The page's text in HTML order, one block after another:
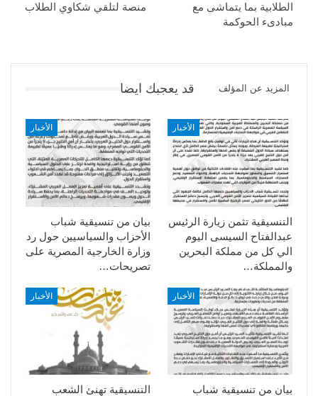
منصة لتلقي شكاوي الطلاب
الطلابية بما يتماشى مع
مبادىء الحوكمة
قد يعجبك ايضا المزيد عن المؤلف
الأخبار
بيان من تنسيقية شباب
الأحزاب والسياسيين حول رد
وزارة الخارجية المصرية على
تصريحات…
الأخبار
التنسيقية تثمن زيارة الرئيس
عبدالفتاح السيسى اليوم
الي كل من مملكة البحرين
والمملكة…
الأخبار
التنسيقية تهنئ الشعب
الأخبار
بيان من تنسيقية شباب